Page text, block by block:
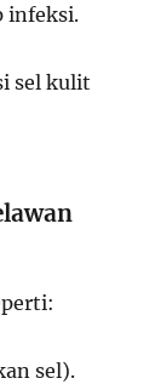
infeksi.
sel kulit
sel).